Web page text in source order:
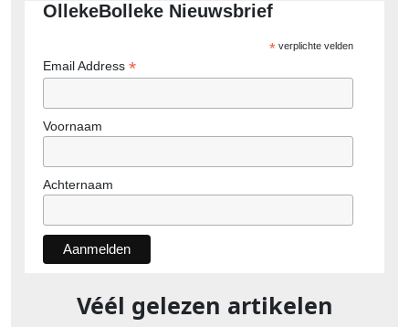
OllekeBolleke Nieuwsbrief
*verplichte velden
Email Address *
Voornaam
Achternaam
Véél gelezen artikelen